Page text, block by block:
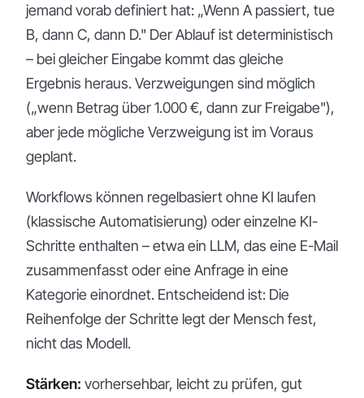
jemand vorab definiert hat: „Wenn A passiert, tue
B, dann C, dann D." Der Ablauf ist deterministisch
– bei gleicher Eingabe kommt das gleiche
Ergebnis heraus. Verzweigungen sind möglich
(„wenn Betrag über 1.000 €, dann zur Freigabe"),
aber jede mögliche Verzweigung ist im Voraus
geplant.
Workflows können regelbasiert ohne KI laufen
(klassische Automatisierung) oder einzelne KI-
Schritte enthalten – etwa ein LLM, das eine E-Mail
zusammenfasst oder eine Anfrage in eine
Kategorie einordnet. Entscheidend ist: Die
Reihenfolge der Schritte legt der Mensch fest,
nicht das Modell.
Stärken: vorhersehbar, leicht zu prüfen, gut